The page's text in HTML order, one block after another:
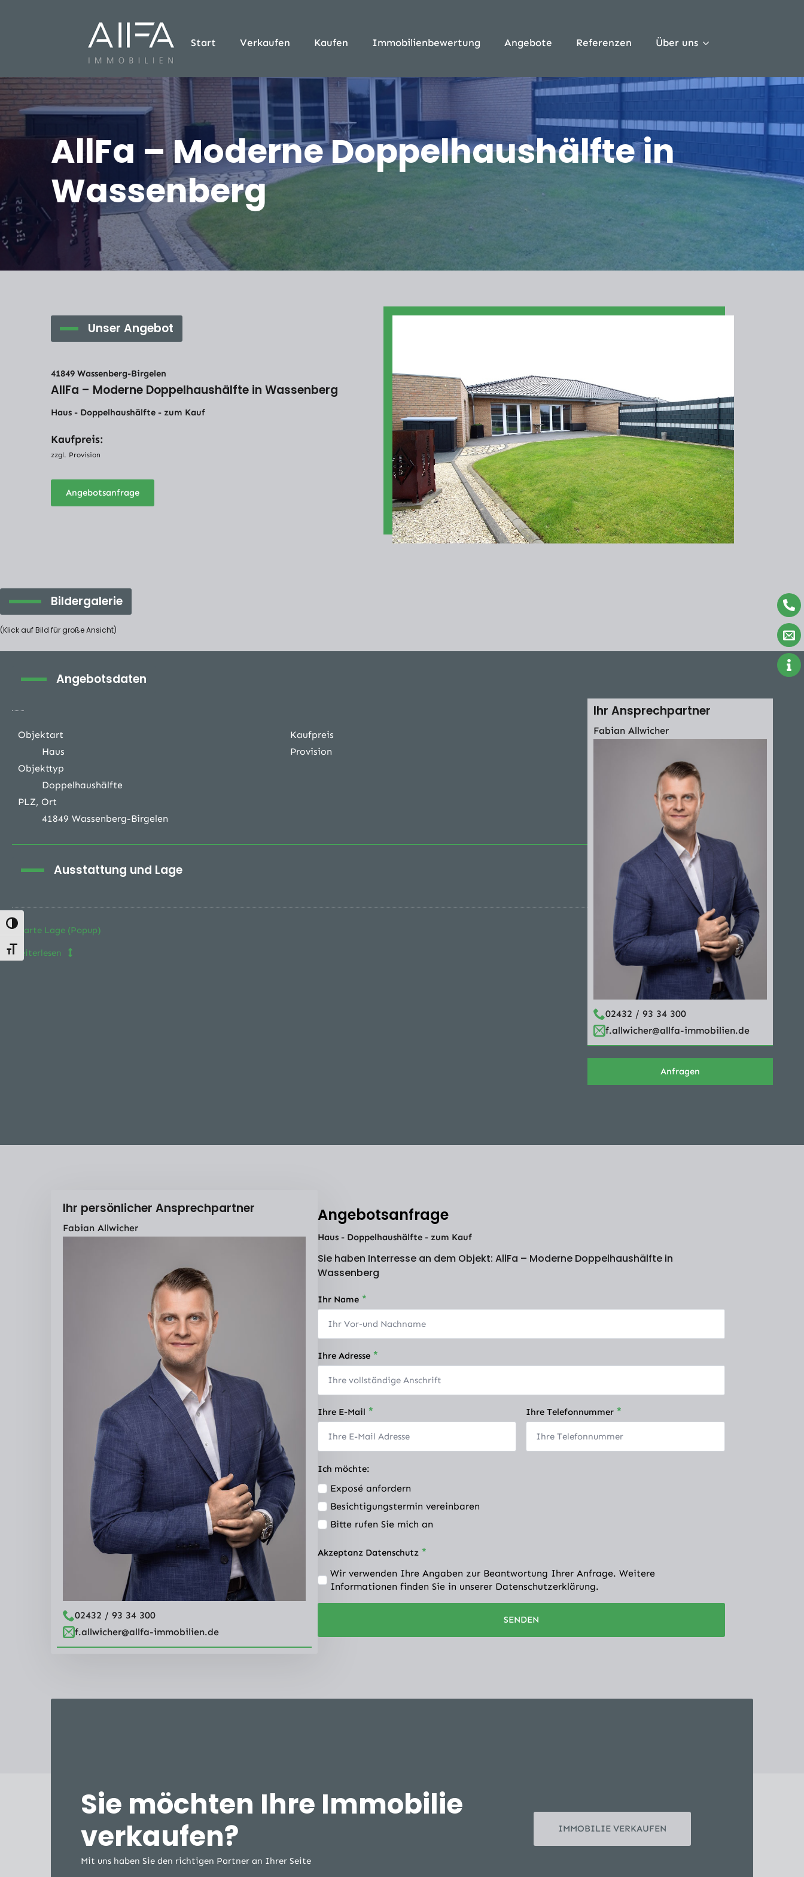
Umschalten auf hohe Kontraste
Schrift vergrößern
Start Verkaufen Kaufen Immobilienbewertung Angebote Referenzen Über uns
AllFa – Moderne Doppelhaushälfte in
Wassenberg
Unser Angebot
41849 Wassenberg-Birgelen
AllFa – Moderne Doppelhaushälfte in Wassenberg
Haus - Doppelhaushälfte - zum Kauf
Kaufpreis:
zzgl. Provision
Angebotsanfrage
Bildergalerie
(Klick auf Bild für große Ansicht)
Angebotsdaten
Objektart
Haus
Objekttyp
Doppelhaushälfte
PLZ, Ort
41849 Wassenberg-Birgelen
Kaufpreis
Provision
Ausstattung und Lage
Karte Lage (Popup)
Weiterlesen
Ihr Ansprechpartner
Fabian Allwicher
02432 / 93 34 300
f.allwicher@allfa-immobilien.de
Anfragen
Ihr persönlicher Ansprechpartner
Fabian Allwicher
02432 / 93 34 300
f.allwicher@allfa-immobilien.de
Angebotsanfrage
Haus - Doppelhaushälfte - zum Kauf
Sie haben Interresse an dem Objekt: AllFa – Moderne Doppelhaushälfte in
Wassenberg
Ihr Name *
Ihre Adresse *
Ihre E-Mail * Ihre Telefonnummer *
Ich möchte:
Exposé anfordern
Besichtigungstermin vereinbaren
Bitte rufen Sie mich an
Akzeptanz Datenschutz *
Wir verwenden Ihre Angaben zur Beantwortung Ihrer Anfrage. Weitere
Informationen finden Sie in unserer Datenschutzerklärung.
SENDEN
Sie möchten Ihre Immobilie
verkaufen?
Mit uns haben Sie den richtigen Partner an Ihrer Seite
IMMOBILIE VERKAUFEN